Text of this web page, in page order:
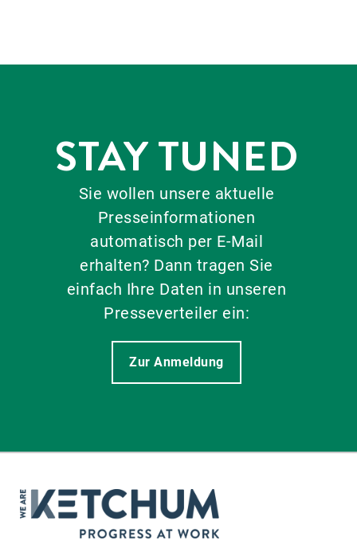
STAY TUNED
Sie wollen unsere aktuelle
Presseinformationen
automatisch per E-Mail
erhalten? Dann tragen Sie
einfach Ihre Daten in unseren
Presseverteiler ein:
Zur Anmeldung